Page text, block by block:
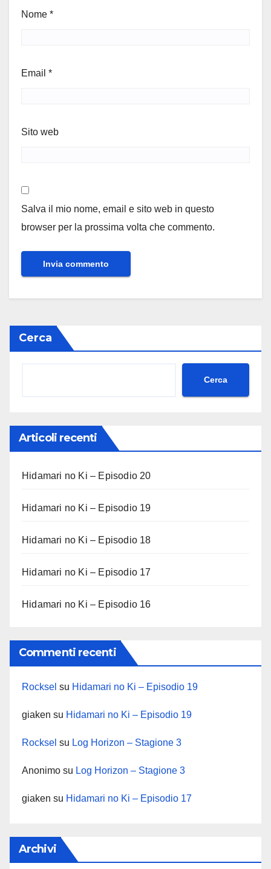
Nome *
Email *
Sito web
Salva il mio nome, email e sito web in questo
browser per la prossima volta che commento.
Cerca
Cerca
Articoli recenti
Hidamari no Ki – Episodio 20
Hidamari no Ki – Episodio 19
Hidamari no Ki – Episodio 18
Hidamari no Ki – Episodio 17
Hidamari no Ki – Episodio 16
Commenti recenti
Rocksel su Hidamari no Ki – Episodio 19
giaken su Hidamari no Ki – Episodio 19
Rocksel su Log Horizon – Stagione 3
Anonimo su Log Horizon – Stagione 3
giaken su Hidamari no Ki – Episodio 17
Archivi